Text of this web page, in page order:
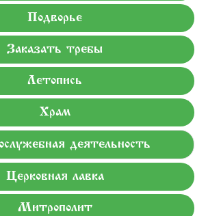
Подворье
Заказать требы
Летопись
Храм
деятельность
Церковная лавка
Митрополит